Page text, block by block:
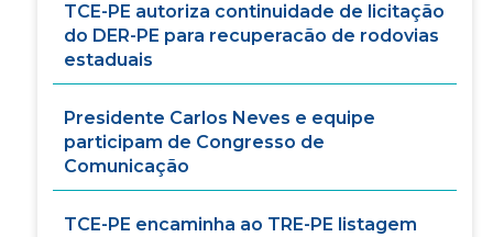
TCE-PE autoriza continuidade de licitação
do DER-PE para recuperacão de rodovias
estaduais
Presidente Carlos Neves e equipe
participam de Congresso de
Comunicação
TCE-PE encaminha ao TRE-PE listagem